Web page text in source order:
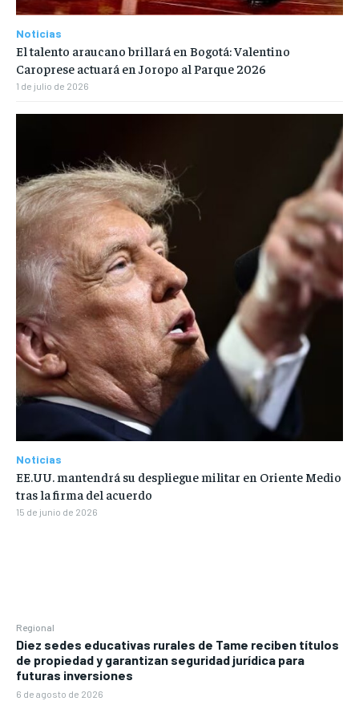
Regional
Diez sedes educativas rurales de Tame reciben títulos
de propiedad y garantizan seguridad jurídica para
futuras inversiones
6 de agosto de 2026
Noticias
El talento araucano brillará en Bogotá: Valentino
Caroprese actuará en Joropo al Parque 2026
1 de julio de 2026
Noticias
EE.UU. mantendrá su despliegue militar en Oriente Medio
tras la firma del acuerdo
15 de junio de 2026